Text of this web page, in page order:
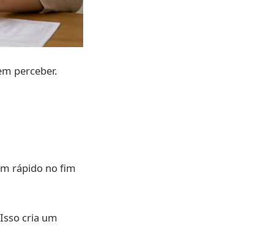
perceber.
rápido no fim
cria um